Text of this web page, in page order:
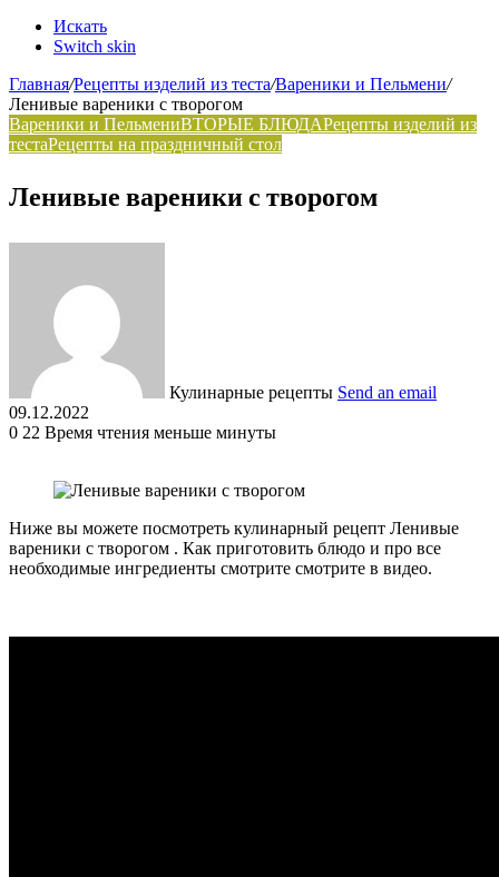
Искать
Switch skin
Главная/Рецепты изделий из теста/Вареники и Пельмени/
Ленивые вареники с творогом
Вареники и ПельмениВТОРЫЕ БЛЮДАРецепты изделий из
тестаРецепты на праздничный стол
Ленивые вареники с творогом
Кулинарные рецепты Send an email
09.12.2022
0 22 Время чтения меньше минуты
Ниже вы можете посмотреть кулинарный рецепт Ленивые
вареники с творогом . Как приготовить блюдо и про все
необходимые ингредиенты смотрите смотрите в видео.